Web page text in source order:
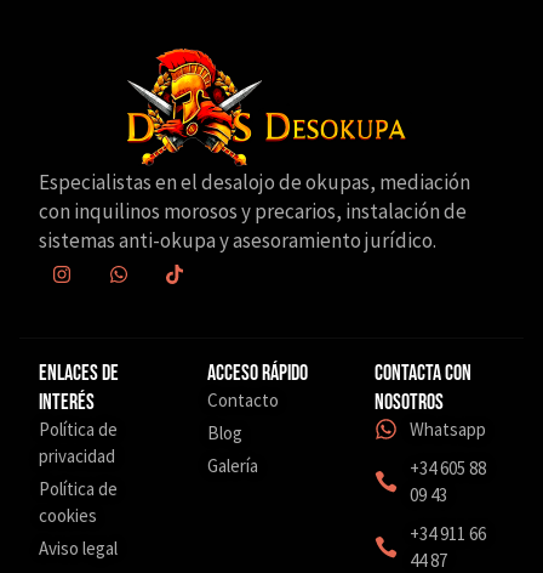
Especialistas en el desalojo de okupas, mediación
con inquilinos morosos y precarios, instalación de
sistemas anti-okupa y asesoramiento jurídico.
Enlaces de
interés
Política de
privacidad
Política de
cookies
Aviso legal
Acceso Rápido
Contacto
Blog
Galería
Contacta con
nosotros
Whatsapp
+34 605 88
09 43
‎+34 911 66
44 87